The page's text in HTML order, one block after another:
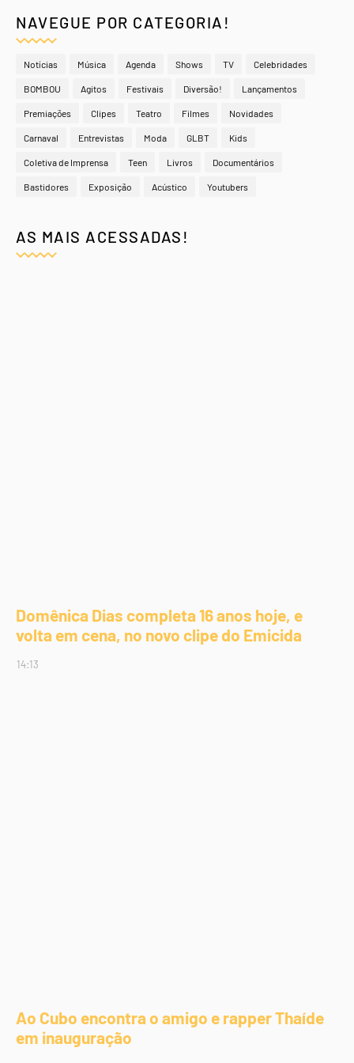
NAVEGUE POR CATEGORIA!
Notícias Música Agenda Shows TV Celebridades
BOMBOU Agitos Festivais Diversão! Lançamentos
Premiações Clipes Teatro Filmes Novidades
Carnaval Entrevistas Moda GLBT Kids
Coletiva de Imprensa Teen Livros Documentários
Bastidores Exposição Acústico Youtubers
AS MAIS ACESSADAS!
Domênica Dias completa 16 anos hoje, e
volta em cena, no novo clipe do Emicida
14:13
Ao Cubo encontra o amigo e rapper Thaíde
em inauguração